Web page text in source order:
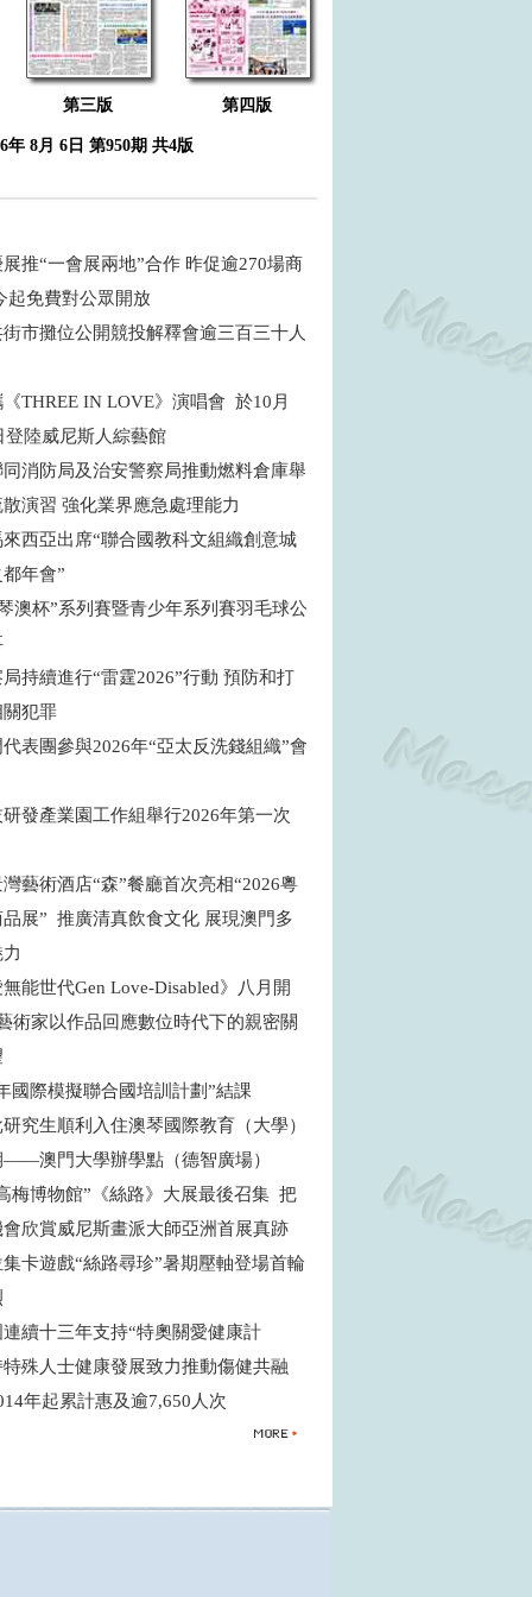
第三版 第四版
年 8月 6日 第950期 共4版
推“一會展兩地”合作 昨促逾270場商
起免費對公眾開放
市攤位公開競投解釋會逾三百三十人
THREE IN LOVE》演唱會 於10月
登陸威尼斯人綜藝館
消防局及治安警察局推動燃料倉庫舉
演習 強化業界應急處理能力
西亞出席“聯合國教科文組織創意城
年會”
澳杯”系列賽暨青少年系列賽羽毛球公
持續進行“雷霆2026”行動 預防和打
犯罪
表團參與2026年“亞太反洗錢組織”會
發產業園工作組舉行2026年第一次
藝術酒店“森”餐廳首次亮相“2026粵
展” 推廣清真飲食文化 展現澳門多
能世代Gen Love-Disabled》八月開
術家以作品回應數位時代下的親密關
國際模擬聯合國培訓計劃”結課
究生順利入住澳琴國際教育（大學）
——澳門大學辦學點（德智廣場）
梅博物館”《絲路》大展最後召集 把
欣賞威尼斯畫派大師亞洲首展真跡
卡遊戲“絲路尋珍”暑期壓軸登場首輪
續十三年支持“特奧關愛健康計
殊人士健康發展致力推動傷健共融
年起累計惠及逾7,650人次